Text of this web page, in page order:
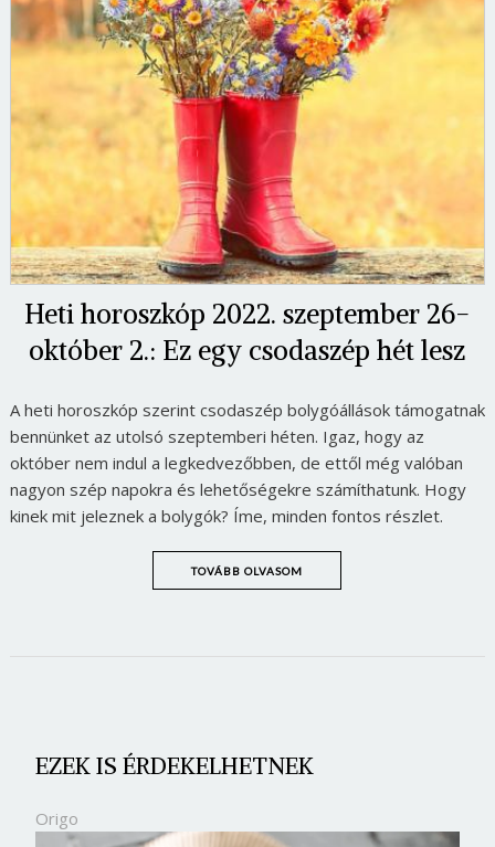
Heti horoszkóp 2022. szeptember 26-
október 2.: Ez egy csodaszép hét lesz
A heti horoszkóp szerint csodaszép bolygóállások támogatnak
bennünket az utolsó szeptemberi héten. Igaz, hogy az
október nem indul a legkedvezőbben, de ettől még valóban
nagyon szép napokra és lehetőségekre számíthatunk. Hogy
kinek mit jeleznek a bolygók? Íme, minden fontos részlet.
TOVÁBB OLVASOM
EZEK IS ÉRDEKELHETNEK
Origo